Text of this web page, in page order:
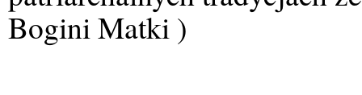
Bogini Matki )